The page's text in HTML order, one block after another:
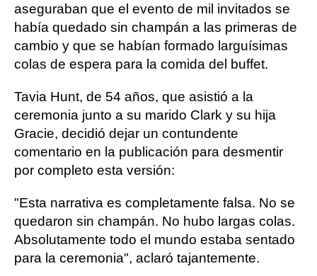
aseguraban que el evento de mil invitados se
había quedado sin champán a las primeras de
cambio y que se habían formado larguísimas
colas de espera para la comida del buffet.
Tavia Hunt, de 54 años, que asistió a la
ceremonia junto a su marido Clark y su hija
Gracie, decidió dejar un contundente
comentario en la publicación para desmentir
por completo esta versión:
"Esta narrativa es completamente falsa. No se
quedaron sin champán. No hubo largas colas.
Absolutamente todo el mundo estaba sentado
para la ceremonia", aclaró tajantemente.